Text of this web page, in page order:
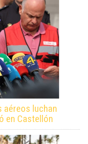
aéreos luchan
en Castellón